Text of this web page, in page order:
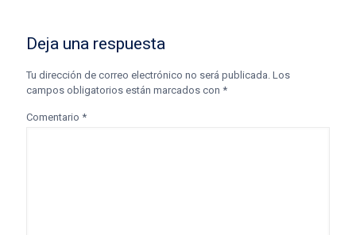
Deja una respuesta
Tu dirección de correo electrónico no será publicada. Los
campos obligatorios están marcados con *
Comentario *